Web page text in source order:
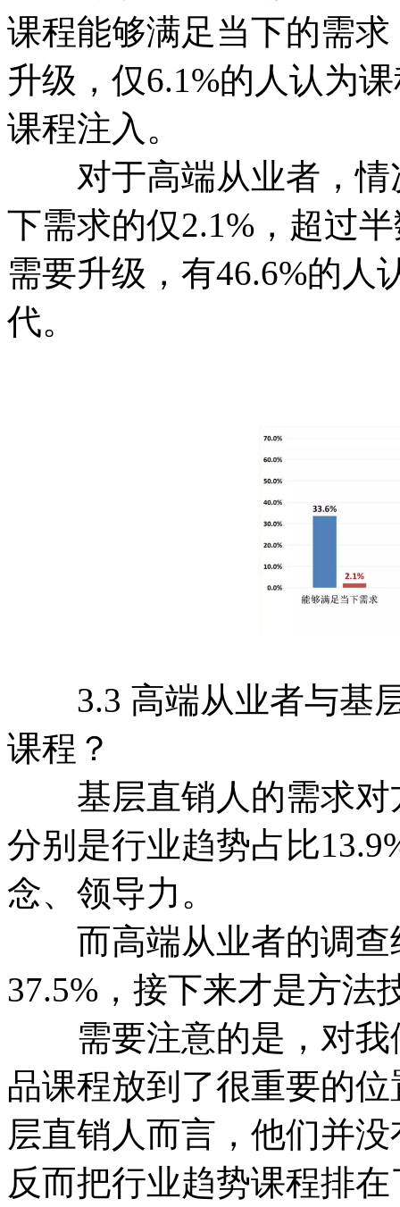
课程能够满足当下的需
升级，仅6.1%的人认为
课程注入。
对于高端从业者，情
下需求的仅2.1%，超过
需要升级，有46.6%的人
代。
3.3 高端从业者与基层
课程？
基层直销人的需求对
分别是行业趋势占比
念、领导力。
而高端从业者的调查
37.5%，接下来才是方法
需要注意的是，对我
品课程放到了很重要的
层直销人而言，他们并
反而把行业趋势课程排